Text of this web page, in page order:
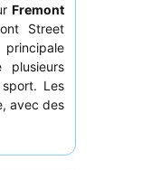
Fremont
Street
principale
Les
avec des